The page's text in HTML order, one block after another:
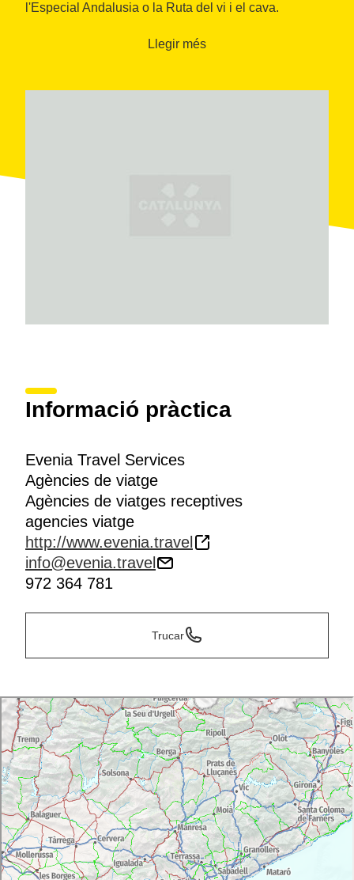
l'Especial Andalusia o la Ruta del vi i el cava.
Llegir més
Informació pràctica
Evenia Travel Services
Agències de viatge
Agències de viatges receptives
agencies viatge
http://www.evenia.travel
info@evenia.travel
972 364 781
Trucar